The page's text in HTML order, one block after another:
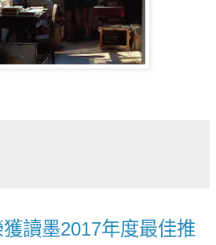
獲讀墨2017年度最佳推